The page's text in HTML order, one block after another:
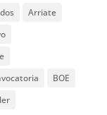
Arriate
BOE